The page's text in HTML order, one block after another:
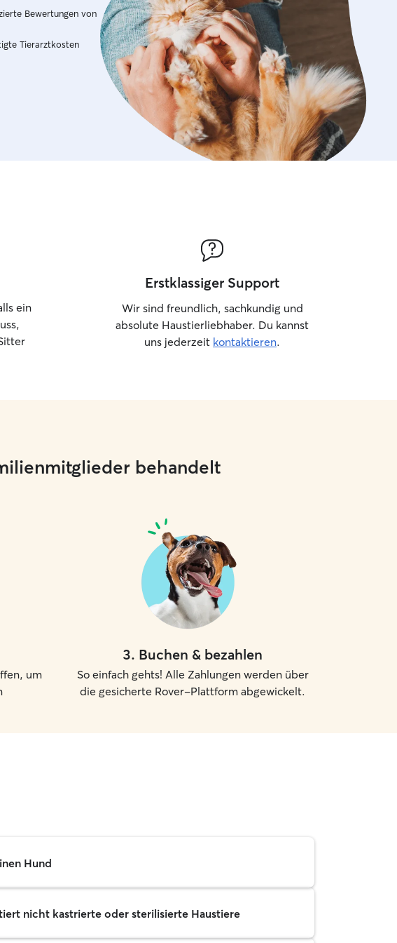
send regular updates so you feel reassured while
your pet is with me.
Bewertungen von
Tierarztkosten
ein
Erstklassiger Support
Wir sind freundlich, sachkundig und
absolute Haustierliebhaber. Du kannst
uns jederzeit kontaktieren.
behandelt
um
3. Buchen & bezahlen
So einfach gehts! Alle Zahlungen werden über
die gesicherte Rover-Plattform abgewickelt.
Hund
nicht kastrierte oder sterilisierte Haustiere